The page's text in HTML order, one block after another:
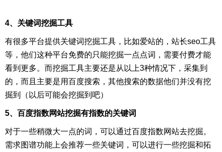
4、关键词挖掘工具
有很多平台提供关键词挖掘工具，比如爱站的，站长seo工具
等，他们这种平台免费的只能挖掘一点点词，需要付费才能
看到更多。而挖掘工具主要还是从以上3种情况下，采集到
的，而且主要是用百度搜索，其他搜索的数据他们并没有挖
掘到（以后可能会挖掘到吧）
5、百度指数网站挖掘有指数的关键词
对于一些稍微大一点的词，可以通过百度指数网站去挖掘。
需求图谱功能上会推荐一些关键词，可以进行一些挖掘和拓